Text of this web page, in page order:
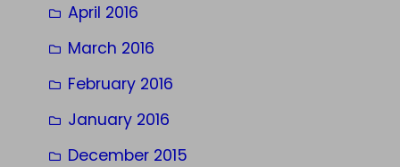
April 2016
March 2016
February 2016
January 2016
December 2015